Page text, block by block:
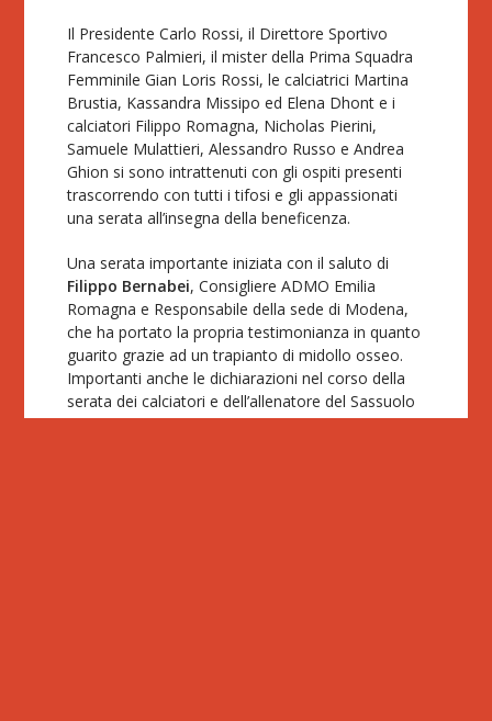
Il Presidente Carlo Rossi, il Direttore Sportivo
Francesco Palmieri, il mister della Prima Squadra
Femminile Gian Loris Rossi, le calciatrici Martina
Brustia, Kassandra Missipo ed Elena Dhont e i
calciatori Filippo Romagna, Nicholas Pierini,
Samuele Mulattieri, Alessandro Russo e Andrea
Ghion si sono intrattenuti con gli ospiti presenti
trascorrendo con tutti i tifosi e gli appassionati
una serata all’insegna della beneficenza.
Una serata importante iniziata con il saluto di
Filippo Bernabei, Consigliere ADMO Emilia
Romagna e Responsabile della sede di Modena,
che ha portato la propria testimonianza in quanto
guarito grazie ad un trapianto di midollo osseo.
Importanti anche le dichiarazioni nel corso della
serata dei calciatori e dell’allenatore del Sassuolo
che attivamente hanno contribuito alla serata tra